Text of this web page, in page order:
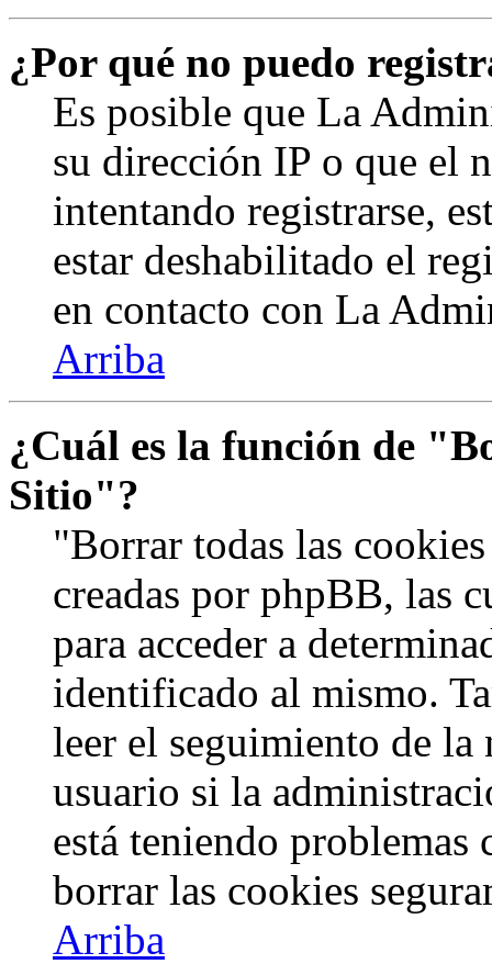
¿Por qué no puedo
Es posible que La
su dirección IP o que el
intentando registrarse,
estar deshabilitado el
en contacto con La
Arriba
¿Cuál es la función de
Sitio"?
"Borrar todas las
creadas por phpBB, las
para acceder a
identificado al mismo.
leer el seguimiento de
usuario si la
está teniendo
borrar las cookies
Arriba